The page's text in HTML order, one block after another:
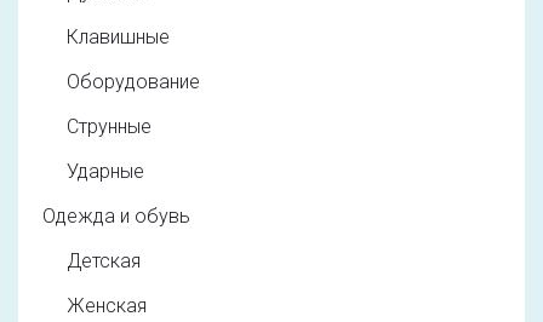
Клавишные
Оборудование
Струнные
Ударные
Одежда и обувь
Детская
Женская